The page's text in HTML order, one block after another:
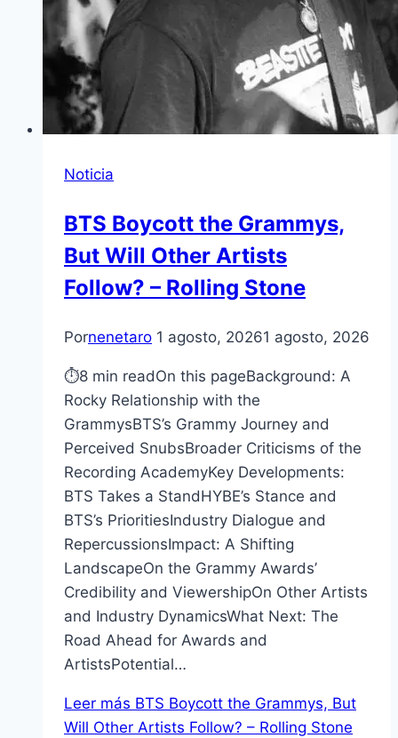
Noticia
BTS Boycott the Grammys,
But Will Other Artists
Follow? – Rolling Stone
Pornenetaro 1 agosto, 20261 agosto, 2026
⏱8 min readOn this pageBackground: A
Rocky Relationship with the
GrammysBTS’s Grammy Journey and
Perceived SnubsBroader Criticisms of the
Recording AcademyKey Developments:
BTS Takes a StandHYBE’s Stance and
BTS’s PrioritiesIndustry Dialogue and
RepercussionsImpact: A Shifting
LandscapeOn the Grammy Awards’
Credibility and ViewershipOn Other Artists
and Industry DynamicsWhat Next: The
Road Ahead for Awards and
ArtistsPotential…
Leer más BTS Boycott the Grammys, But
Will Other Artists Follow? – Rolling Stone